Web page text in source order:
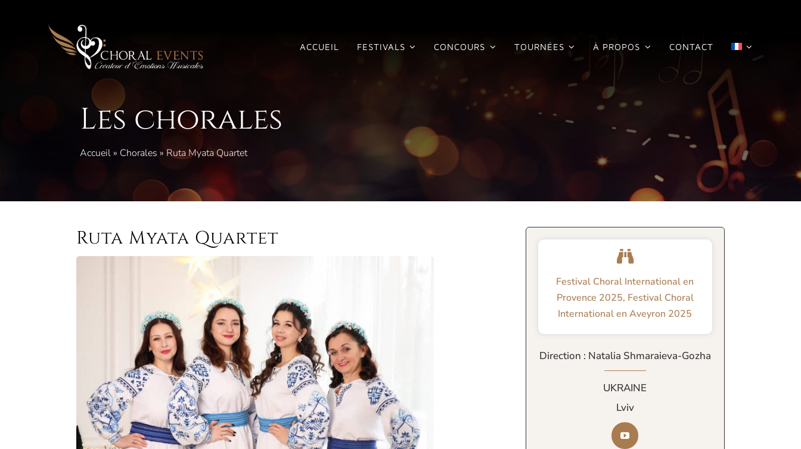
ACCUEIL FESTIVALS CONCOURS TOURNÉES À PROPOS CONTACT
Les chorales
Accueil » Chorales » Ruta Myata Quartet
Ruta Myata Quartet
Festival Choral International en
Provence 2025, Festival Choral
International en Aveyron 2025
Direction : Natalia Shmaraieva-Gozha
UKRAINE
Lviv